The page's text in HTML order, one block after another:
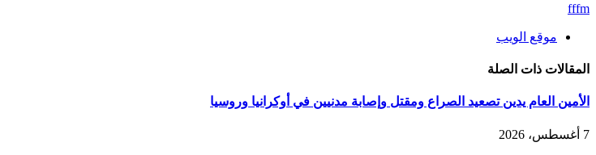
fffm
موقع الويب
المقالات ذات الصلة
الأمين العام يدين تصعيد الصراع ومقتل وإصابة مدنيين في أوكرانيا وروسيا
7 أغسطس، 2026